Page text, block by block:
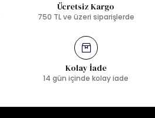
Ücretsiz Kargo
750 TL ve üzeri siparişlerde
Kolay İade
14 gün içinde kolay iade